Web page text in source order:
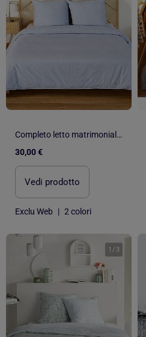
Completo letto matrimoniale 3 pezzi - Copripiumino + 2 federe
30,00 €
Vedi prodotto
Exclu Web | 2 colori
1 / 3